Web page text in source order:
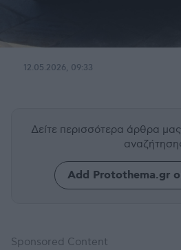
12.05.2026, 09:33
Δείτε περισσότερα άρθρα μας
Add Protothema.gr
Sponsored Content